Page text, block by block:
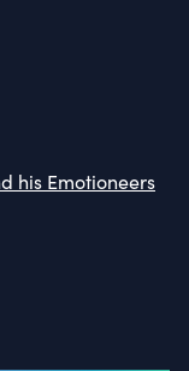
his Emotioneers